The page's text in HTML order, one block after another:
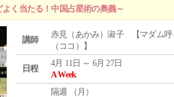
く当たる！中国占星術の奥義～
講師
赤見（あかみ）淑子 【マダム呼
（ココ）】
日程
4月 11日 ～ 6月 27日
A Week
隔週 （ 月 ）